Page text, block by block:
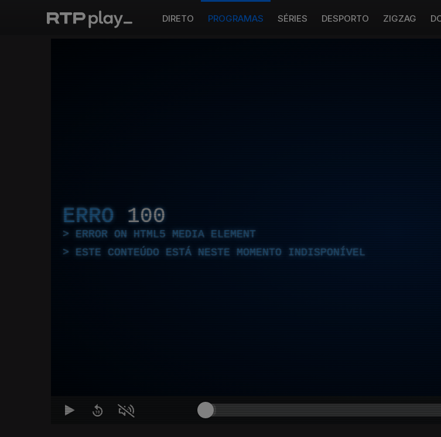
DIRETO PROGRAMAS SÉRIES DESPORTO ZIGZAG
ERRO 100
ERROR ON HTML5 MEDIA ELEMENT
ESTE CONTEÚDO ESTÁ NESTE MOMENTO INDISPONÍVEL